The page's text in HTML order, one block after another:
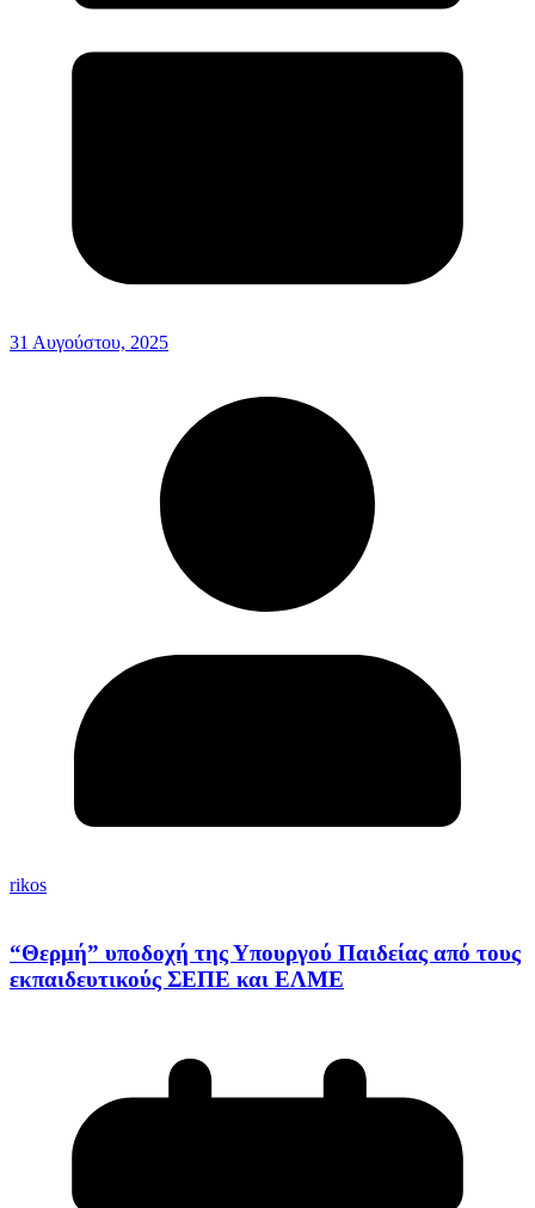
31 Αυγούστου, 2025
rikos
“Θερμή” υποδοχή της Υπουργού Παιδείας από τους
εκπαιδευτικούς ΣΕΠΕ και ΕΛΜΕ